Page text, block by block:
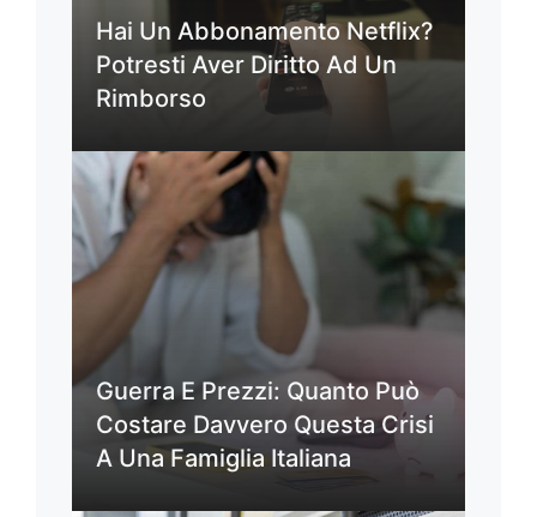
Hai Un Abbonamento Netflix?
Potresti Aver Diritto Ad Un
Rimborso
Guerra E Prezzi: Quanto Può
Costare Davvero Questa Crisi
A Una Famiglia Italiana